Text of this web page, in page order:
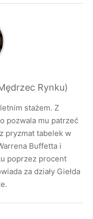
Rynku)
stażem. Z
pozwala mu patrzeć
pryzmat tabelek w
Buffetta i
poprzez procent
za działy Giełda